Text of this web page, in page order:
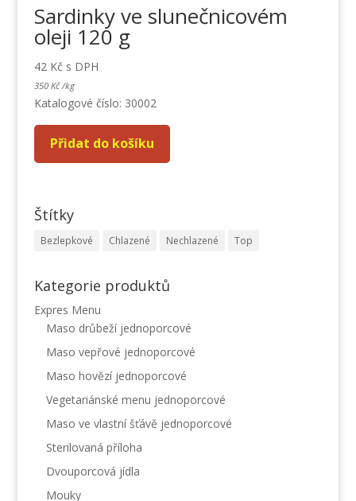
Sardinky ve slunečnicovém
oleji 120 g
42 Kč s DPH
350 Kč /kg
Katalogové číslo: 30002
Přidat do košíku
Štítky
Bezlepkové Chlazené Nechlazené Top
Kategorie produktů
Expres Menu
Maso drůbeží jednoporcové
Maso vepřové jednoporcové
Maso hovězí jednoporcové
Vegetariánské menu jednoporcové
Maso ve vlastní šťávě jednoporcové
Sterilovaná příloha
Dvouporcová jídla
Mouky